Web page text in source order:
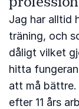
Jag har alltid
träning, och
dåligt vilket
hitta
att må bättre.
efter 11 års